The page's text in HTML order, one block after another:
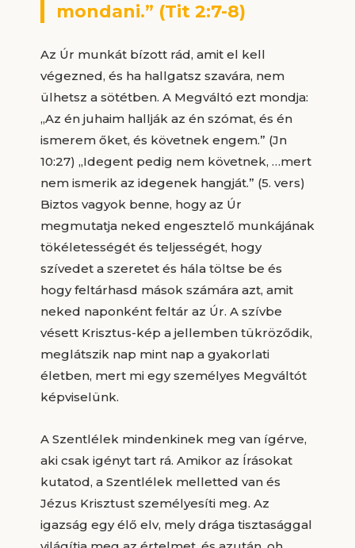
mondani.” (Tit 2:7-8)
Az Úr munkát bízott rád, amit el kell
végezned, és ha hallgatsz szavára, nem
ülhetsz a sötétben. A Megváltó ezt mondja:
„Az én juhaim hallják az én szómat, és én
ismerem őket, és követnek engem.” (Jn
10:27) „Idegent pedig nem követnek, …mert
nem ismerik az idegenek hangját.” (5. vers)
Biztos vagyok benne, hogy az Úr
megmutatja neked engesztelő munkájának
tökéletességét és teljességét, hogy
szívedet a szeretet és hála töltse be és
hogy feltárhasd mások számára azt, amit
neked naponként feltár az Úr. A szívbe
vésett Krisztus-kép a jellemben tükröződik,
meglátszik nap mint nap a gyakorlati
életben, mert mi egy személyes Megváltót
képviselünk.
A Szentlélek mindenkinek meg van ígérve,
aki csak igényt tart rá. Amikor az Írásokat
kutatod, a Szentlélek melletted van és
Jézus Krisztust személyesíti meg. Az
igazság egy élő elv, mely drága tisztasággal